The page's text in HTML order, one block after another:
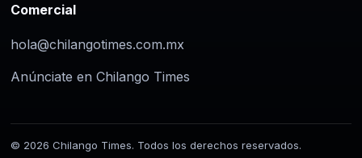
Comercial
hola@chilangotimes.com.mx
Anúnciate en Chilango Times
© 2026 Chilango Times. Todos los derechos reservados.